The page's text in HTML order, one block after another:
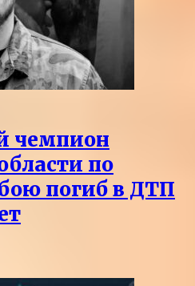
чемпион
по
погиб в ДТП